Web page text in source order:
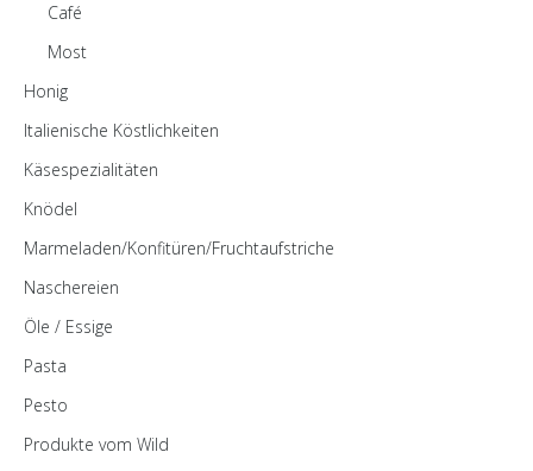
Café
Most
Honig
Italienische Köstlichkeiten
Käsespezialitäten
Knödel
Marmeladen/Konfitüren/Fruchtaufstriche
Naschereien
Öle / Essige
Pasta
Pesto
Produkte vom Wild